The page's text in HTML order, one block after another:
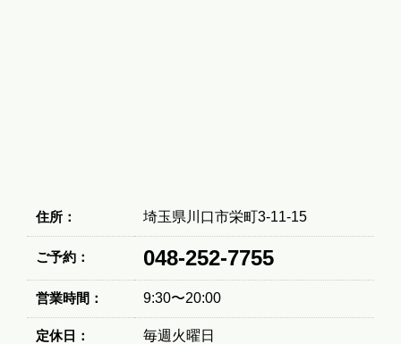
住所： 埼玉県川口市栄町3-11-15
ご予約： 048-252-7755
営業時間： 9:30〜20:00
定休日： 毎週火曜日